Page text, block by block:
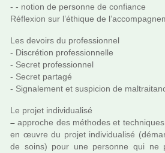
- - notion de per­sonne de confiance
Réflexion sur l’éthique de
Les devoirs du pro­fes­sion­nel
- Discrétion pro­fes­sion­nelle
- Secret pro­fes­sion­nel
- Secret par­tagé
- Signalement et sus­pi­cion de
Le projet indi­vi­dua­lisé
– appro­che des métho­des et
en œuvre du projet indi­vi­dua­lisé
de soins) pour une per­sonne qui ne